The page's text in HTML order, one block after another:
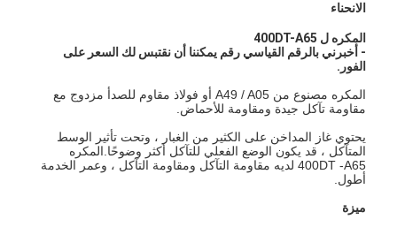
الانحناء
المكره ل 400DT-A65
- أخبرني بالرقم القياسي رقم يمكننا أن نقتبس لك السعر على
الفور.
المكره مصنوع من A49 / A05 أو فولاذ مقاوم للصدأ مزدوج مع
مقاومة تآكل جيدة ومقاومة للأحماض.
يحتوي غاز المداخن على الكثير من الغبار ، وتحت تأثير الوسط
المتآكل ، قد يكون الوضع الفعلي للتآكل أكثر وضوحًا.المكره
400DT -A65 لديه مقاومة التآكل ومقاومة التآكل ، وعمر الخدمة
أطول.
ميزة